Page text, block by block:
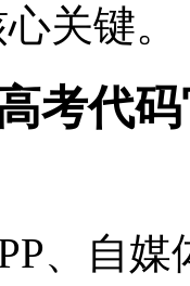
关键。
考代
、自